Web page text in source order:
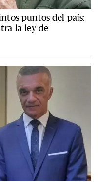
puntos del país:
la ley de